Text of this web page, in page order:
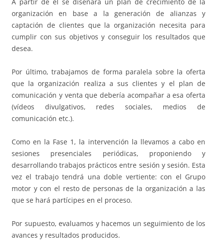
A partir de él se diseñará un plan de crecimiento de la
organización en base a la generación de alianzas y
captación de clientes que la organización necesita para
cumplir con sus objetivos y conseguir los resultados que
desea.
Por último, trabajamos de forma paralela sobre la oferta
que la organización realiza a sus clientes y el plan de
comunicación y venta que debería acompañar a esa oferta
(vídeos divulgativos, redes sociales, medios de
comunicación etc.).
Como en la Fase 1, la intervención la llevamos a cabo en
sesiones presenciales periódicas, proponiendo y
desarrollando trabajos prácticos entre sesión y sesión. Esta
vez el trabajo tendrá una doble vertiente: con el Grupo
motor y con el resto de personas de la organización a las
que se hará partícipes en el proceso.
Por supuesto, evaluamos y hacemos un seguimiento de los
avances y resultados producidos.